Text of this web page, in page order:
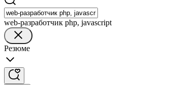
web-разработчик php, javascript
Резюме